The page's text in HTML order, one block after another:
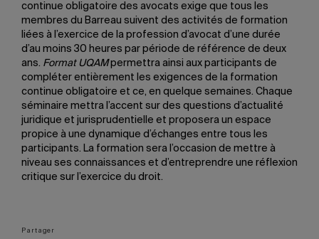
continue obligatoire des avocats exige que tous les
membres du Barreau suivent des activités de formation
liées à l’exercice de la profession d’avocat d’une durée
d’au moins 30 heures par période de référence de deux
ans. Format UQAMpermettra ainsi aux participants de
compléter entièrement les exigences de la formation
continue obligatoire et ce, en quelque semaines. Chaque
séminaire mettra l’accent sur des questions d’actualité
juridique et jurisprudentielle et proposera un espace
propice à une dynamique d’échanges entre tous les
participants. La formation sera l’occasion de mettre à
niveau ses connaissances et d’entreprendre une réflexion
critique sur l’exercice du droit.
Partager